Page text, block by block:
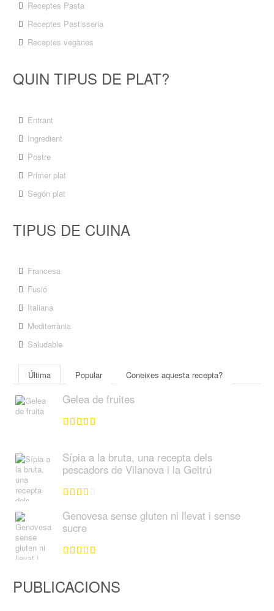
Receptes Pasta
Receptes Pastisseria
Receptes veganes
QUIN TIPUS DE PLAT?
Entrant
Ingredient
Postre
Primer plat
Segón plat
TIPUS DE CUINA
Francesa
Fusió
Italiana
Mediterrània
Saludable
Última Popular Coneixes aquesta recepta?
Gelea de fruites
Sípia a la bruta, una recepta dels
pescadors de Vilanova i la Geltrú
Genovesa sense gluten ni llevat i sense
sucre
PUBLICACIONS